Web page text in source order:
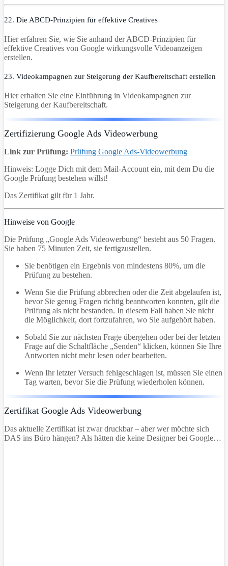
22. Die ABCD-Prinzipien für effektive Creatives
Hier erfahren Sie, wie Sie anhand der ABCD-Prinzipien für
effektive Creatives von Google wirkungsvolle Videoanzeigen
erstellen.
23. Videokampagnen zur Steigerung der Kaufbereitschaft erstellen
Hier erhalten Sie eine Einführung in Videokampagnen zur
Steigerung der Kaufbereitschaft.
Zertifizierung Google Ads Videowerbung
Link zur Prüfung: Prüfung Google Ads-Videowerbung
Hinweis: Logge Dich mit dem Mail-Account ein, mit dem Du die
Google Prüfung bestehen willst!
Das Zertifikat gilt für 1 Jahr.
Hinweise von Google
Die Prüfung „Google Ads Videowerbung“ besteht aus 50 Fragen.
Sie haben 75 Minuten Zeit, sie fertigzustellen.
Sie benötigen ein Ergebnis von mindestens 80%, um die
Prüfung zu bestehen.
Wenn Sie die Prüfung abbrechen oder die Zeit abgelaufen ist,
bevor Sie genug Fragen richtig beantworten konnten, gilt die
Prüfung als nicht bestanden. In diesem Fall haben Sie nicht
die Möglichkeit, dort fortzufahren, wo Sie aufgehört haben.
Sobald Sie zur nächsten Frage übergehen oder bei der letzten
Frage auf die Schaltfläche „Senden“ klicken, können Sie Ihre
Antworten nicht mehr lesen oder bearbeiten.
Wenn Ihr letzter Versuch fehlgeschlagen ist, müssen Sie einen
Tag warten, bevor Sie die Prüfung wiederholen können.
Zertifikat Google Ads Videowerbung
Das aktuelle Zertifikat ist zwar druckbar – aber wer möchte sich
DAS ins Büro hängen? Als hätten die keine Designer bei Google…